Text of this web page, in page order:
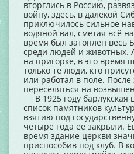
вторглись в Россию,
войну, здесь, в далекой
приключилось сильное
водяной вал, сметая всё
время был затоплен весь
среди людей и животных.
на пригорке, в это время
только те люди, кто
или работал в поле. После
переселяться на
В 1925 году барлукская
список памятников
взятию под
четыре года ее закрыли.
время здание церкви
приспособив под клуб. В